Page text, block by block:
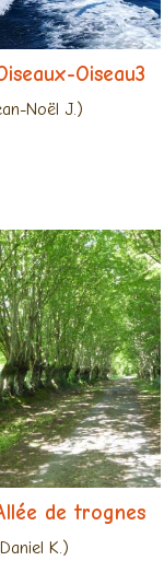
Oiseau3
Noël J.)
de trognes
K.)